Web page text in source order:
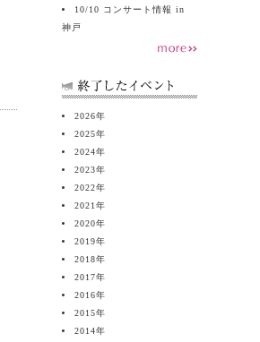
10/10 コンサート情報 in
神戸
2026年
2025年
2024年
2023年
2022年
2021 年
2020年
2019年
2018年
2017年
2016年
2015年
2014年